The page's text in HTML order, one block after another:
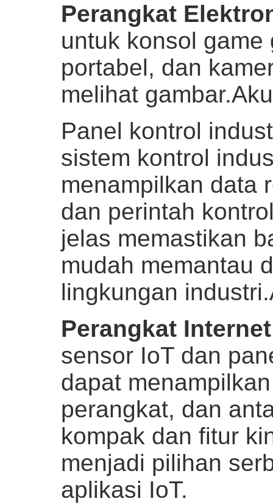
Perangkat
untuk konsol game
portabel, dan
melihat gambar.
Panel kontrol
sistem kontrol
menampilkan data
dan perintah
jelas memastikan
mudah memantau
lingkungan industri.
Perangkat
sensor IoT dan
dapat
perangkat, dan
kompak dan fitur
menjadi pilihan
aplikasi IoT.